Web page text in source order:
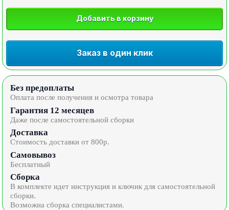
Добавить в корзину
Заказ в один клик
Без предоплаты
Оплата после получения и осмотра товара
Гарантия 12 месяцев
Даже после самостоятельной сборки
Доставка
Стоимость доставки от 800р.
Самовывоз
Бесплатный
Сборка
В комплекте идет инструкция и ключик для самостоятельной
сборки.
Возможна сборка специалистами.